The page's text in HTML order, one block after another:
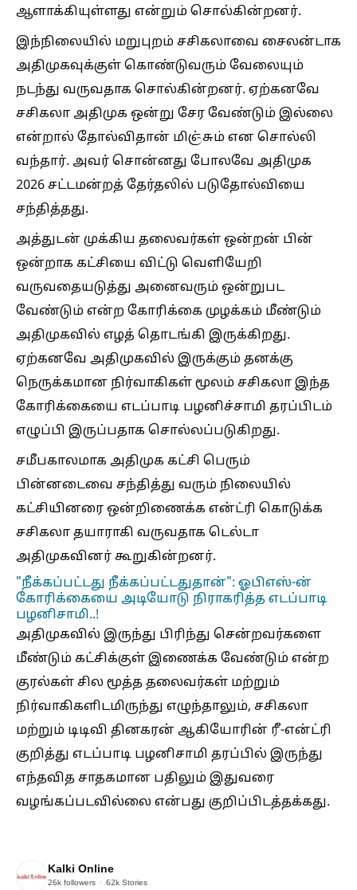
ஆளாக்கியுள்ளது என்றும் சொல்கின்றனர்.
இந்நிலையில் மறுபுறம் சசிகலாவை சைலன்டாக
அதிமுகவுக்குள் கொண்டுவரும் வேலையும்
நடந்து வருவதாக சொல்கின்றனர். ஏற்கனவே
சசிகலா அதிமுக ஒன்று சேர வேண்டும் இல்லை
என்றால் தோல்விதான் மிஞ்சும் என சொல்லி
வந்தார். அவர் சொன்னது போலவே அதிமுக
2026 சட்டமன்றத் தேர்தலில் படுதோல்வியை
சந்தித்தது.
அத்துடன் முக்கிய தலைவர்கள் ஒன்றன் பின்
ஒன்றாக கட்சியை விட்டு வெளியேறி
வருவதையடுத்து அனைவரும் ஒன்றுபட
வேண்டும் என்ற கோரிக்கை முழக்கம் மீண்டும்
அதிமுகவில் எழத் தொடங்கி இருக்கிறது.
ஏற்கனவே அதிமுகவில் இருக்கும் தனக்கு
நெருக்கமான நிர்வாகிகள் மூலம் சசிகலா இந்த
கோரிக்கையை எடப்பாடி பழனிச்சாமி தரப்பிடம்
எழுப்பி இருப்பதாக சொல்லப்படுகிறது.
சமீபகாலமாக அதிமுக கட்சி பெரும்
பின்னடைவை சந்தித்து வரும் நிலையில்
கட்சியினரை ஒன்றிணைக்க என்ட்ரி கொடுக்க
சசிகலா தயாராகி வருவதாக டெல்டா
அதிமுகவினர் கூறுகின்றனர்.
"நீக்கப்பட்டது நீக்கப்பட்டதுதான்": ஓபிஎஸ்-ன்
கோரிக்கையை அடியோடு நிராகரித்த எடப்பாடி
பழனிசாமி..!
அதிமுகவில் இருந்து பிரிந்து சென்றவர்களை
மீண்டும் கட்சிக்குள் இணைக்க வேண்டும் என்ற
குரல்கள் சில மூத்த தலைவர்கள் மற்றும்
நிர்வாகிகளிடமிருந்து எழுந்தாலும், சசிகலா
மற்றும் டிடிவி தினகரன் ஆகியோரின் ரீ-என்ட்ரி
குறித்து எடப்பாடி பழனிசாமி தரப்பில் இருந்து
எந்தவித சாதகமான பதிலும் இதுவரை
வழங்கப்படவில்லை என்பது குறிப்பிடத்தக்கது.
Kalki Online
26k followers 62k Stories